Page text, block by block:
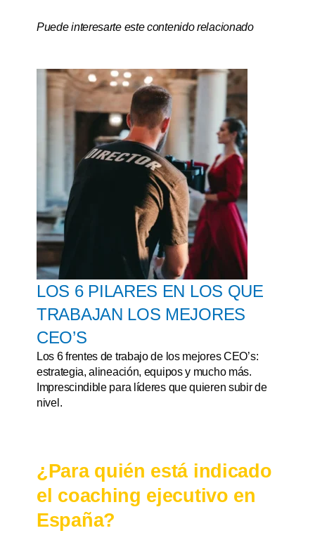
Puede interesarte este contenido relacionado
LOS 6 PILARES EN LOS QUE
TRABAJAN LOS MEJORES
CEO’S
Los 6 frentes de trabajo de los mejores CEO’s:
estrategia, alineación, equipos y mucho más.
Imprescindible para líderes que quieren subir de
nivel.
¿Para quién está indicado
el coaching ejecutivo en
España?